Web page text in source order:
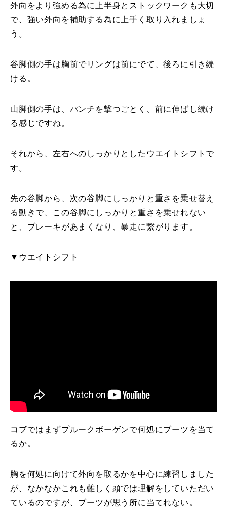
外向をより強める為に上半身とストックワークも大切
で、強い外向を補助する為に上手く取り入れましょ
う。
谷脚側の手は胸前でリングは前にでて、後ろに引き続
ける。
山脚側の手は、パンチを撃つごとく、前に伸ばし続け
る感じですね。
それから、左右へのしっかりとしたウエイトシフトで
す。
先の谷脚から、次の谷脚にしっかりと重さを乗せ替え
る動きで、この谷脚にしっかりと重さを乗せれない
と、ブレーキがあまくなり、暴走に繋がります。
▼ウエイトシフト
コブではまずプルークボーゲンで何処にブーツを当て
るか。
胸を何処に向けて外向を取るかを中心に練習しました
が、なかなかこれも難しく頭では理解をしていただい
ているのですが、ブーツが思う所に当てれない。